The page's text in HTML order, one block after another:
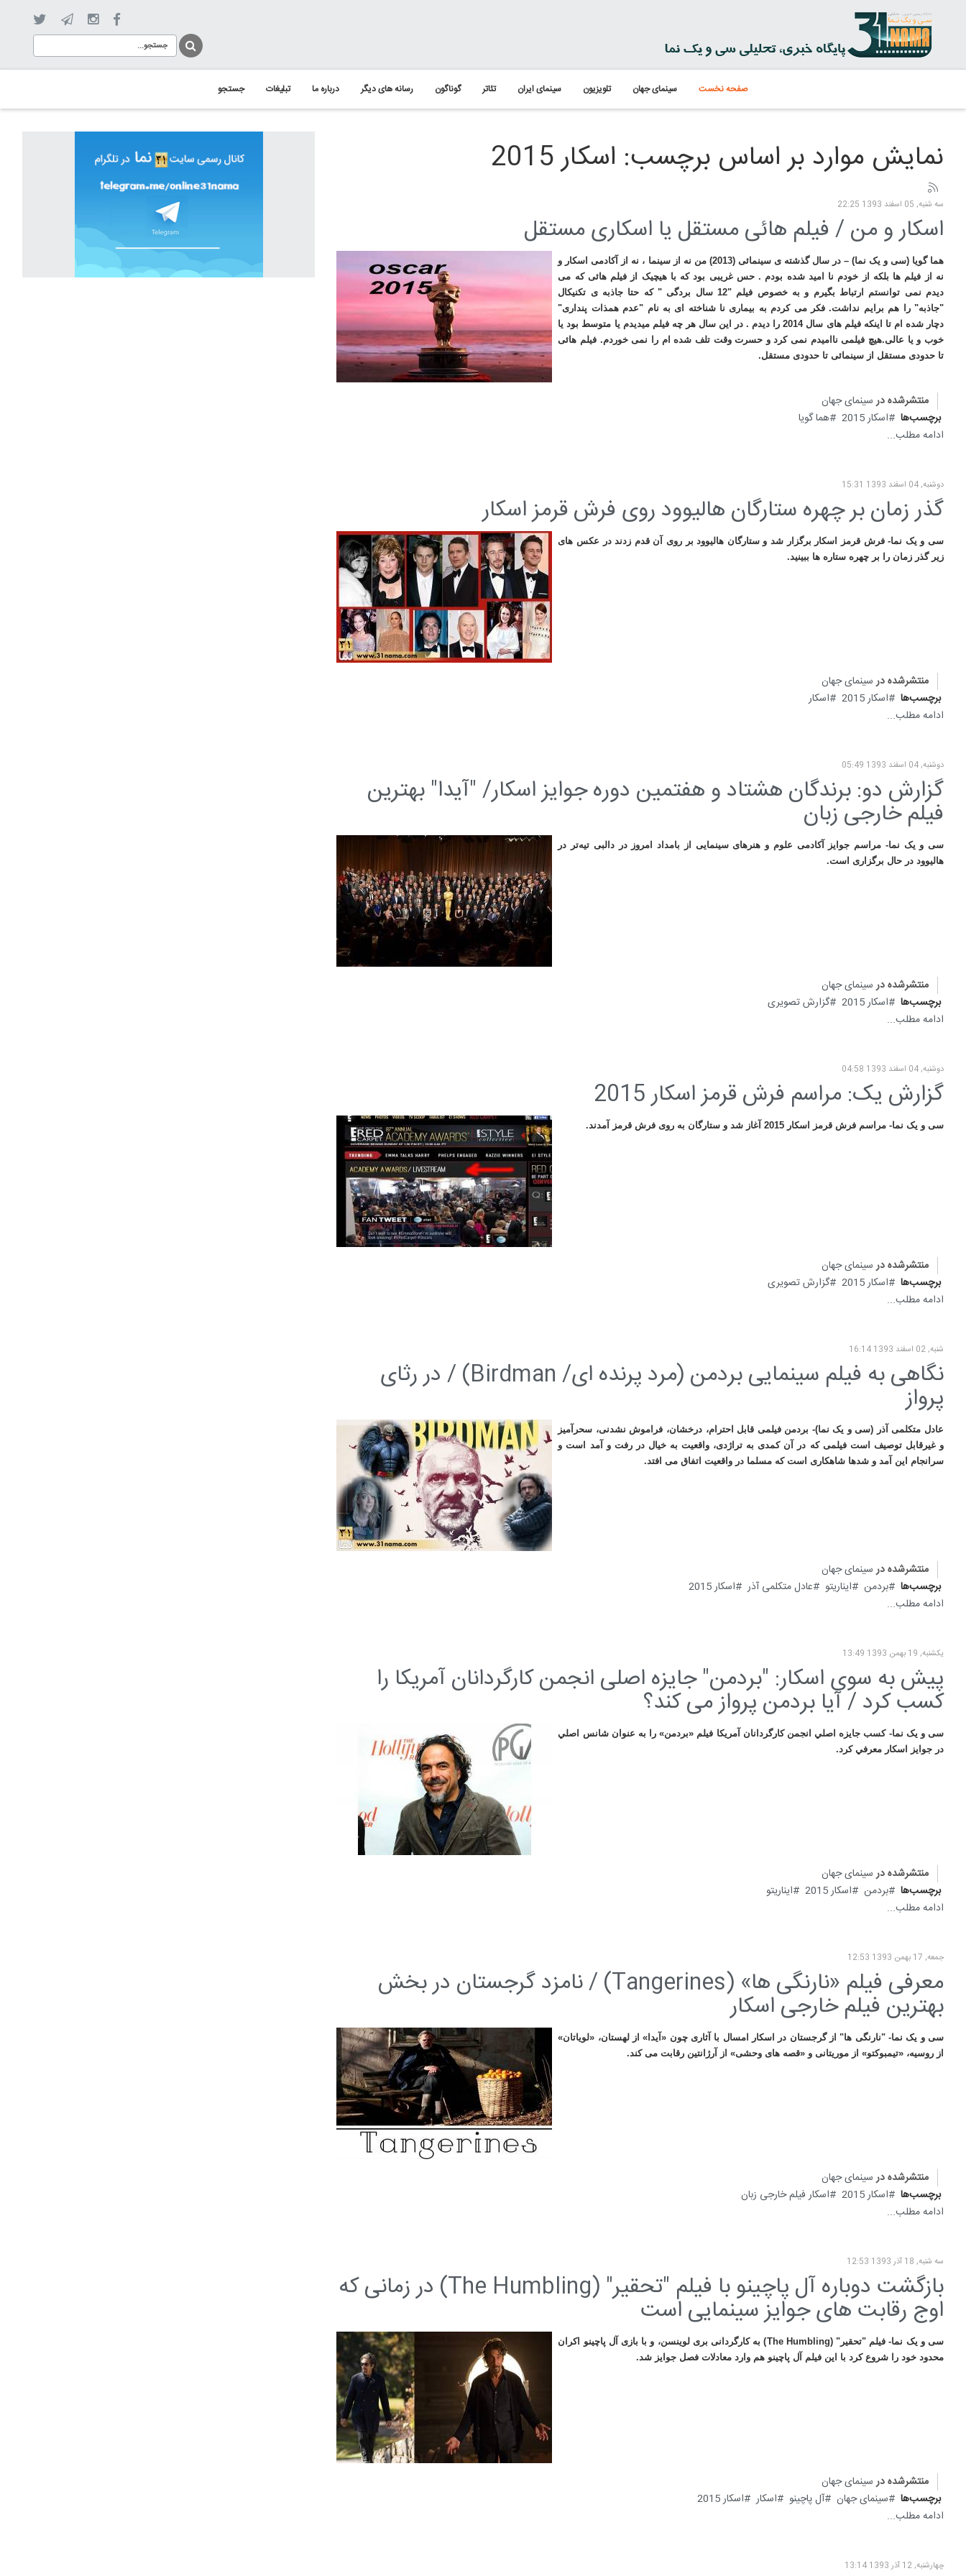
صفحه نخست سینمای جهان تلویزیون سینمای ایران تئاتر گوناگون رسانه های دیگر درباره ما تبلیغات جستجو
نمایش موارد بر اساس برچسب: اسکار 2015
سه شنبه, 05 اسفند 1393 22:25
اسکار و من / فیلم هائی مستقل یا اسکاری مستقل
هما گویا (سی و یک نما) – در سال گذشته ی سینمائی (2013) من نه از سینما ، نه از آکادمی اسکار و
نه از فیلم ها بلکه از خودم نا امید شده بودم . حس غریبی بود که با هیچیک از فیلم هائی که می
دیدم نمی توانستم ارتباط بگیرم و به خصوص فیلم "12 سال بردگی " که حتا جاذبه ی تکنیکال
"جاذبه" را هم برایم نداشت. فکر می کردم به بیماری نا شناخته ای به نام "عدم همذات پنداری"
دچار شده ام تا اینکه فیلم های سال 2014 را دیدم . در این سال هر چه فیلم میدیدم یا متوسط بود یا
خوب و یا عالی.هیچ فیلمی ناامیدم نمی کرد و حسرت وقت تلف شده ام را نمی خوردم. فیلم هائی
تا حدودی مستقل از سینمائی تا حدودی مستقل.
منتشرشده در سینمای جهان
برچسب‌ها
اسکار 2015
هما گویا
ادامه مطلب...
دوشنبه, 04 اسفند 1393 15:31
گذر زمان بر چهره ستارگان هالیوود روی فرش قرمز اسکار
سی و یک نما- فرش قرمز اسکار برگزار شد و ستارگان هالیوود بر روی آن قدم زدند در عکس های
زیر گذر زمان را بر چهره ستاره ها ببینید.
منتشرشده در سینمای جهان
برچسب‌ها
اسکار 2015
اسکار
ادامه مطلب...
دوشنبه, 04 اسفند 1393 05:49
گزارش دو: برندگان هشتاد و هفتمین دوره جوایز اسکار/ "آیدا" بهترین
فیلم خارجی زبان
سی و یک نما- مراسم جوایز آکادمی علوم و هنرهای سینمایی از بامداد امروز در دالبی تیه‌تر در
هالیوود در حال برگزاری است.
منتشرشده در سینمای جهان
برچسب‌ها
اسکار 2015
گزارش تصویری
ادامه مطلب...
دوشنبه, 04 اسفند 1393 04:58
گزارش یک: مراسم فرش قرمز اسکار 2015
سی و یک نما- مراسم فرش قرمز اسکار 2015 آغاز شد و ستارگان به روی فرش قرمز آمدند.
منتشرشده در سینمای جهان
برچسب‌ها
اسکار 2015
گزارش تصویری
ادامه مطلب...
شنبه, 02 اسفند 1393 16:14
نگاهی به فیلم سینمایی بردمن (مرد پرنده ای/ Birdman) / در رثای
پرواز
عادل متکلمی آذر (سی و یک نما)- بردمن فیلمی قابل احترام، درخشان، فراموش نشدنی، سحرآمیز
و غیرقابل توصیف است فیلمی که در آن کمدی به تراژدی، واقعیت به خیال در رفت و آمد است و
سرانجام این آمد و شدها شاهکاری است که مسلما در واقعیت اتفاق می افتد.
منتشرشده در سینمای جهان
برچسب‌ها
بردمن ایناریتو عادل متکلمی آذر
اسکار 2015
ادامه مطلب...
یکشنبه, 19 بهمن 1393 13:49
پیش به سوی اسکار: "بردمن" جایزه اصلی انجمن كارگردانان آمریکا را
کسب کرد / آیا بردمن پرواز می کند؟
سی و یک نما- كسب جايزه اصلي انجمن كارگردانان آمريكا فيلم «بردمن» را به عنوان شانس اصلي
در جوايز اسكار معرفي كرد.
منتشرشده در سینمای جهان
برچسب‌ها
بردمن اسکار 2015
ایناریتو
ادامه مطلب...
جمعه, 17 بهمن 1393 12:53
معرفی فیلم «نارنگی ها» (Tangerines) / نامزد گرجستان در بخش
بهترین فیلم خارجی اسکار
سی و یک نما- "نارنگی ها" از گرجستان در اسکار امسال با آثاری چون «آیدا» از لهستان، «لویاتان»
از روسیه، «تیمبوکتو» از موریتانی و «قصه های وحشی» از آرژانتین رقابت می کند.
منتشرشده در سینمای جهان
برچسب‌ها
اسکار 2015
اسکار فیلم خارجی زبان
ادامه مطلب...
سه شنبه, 18 آذر 1393 12:53
بازگشت دوباره آل پاچینو با فیلم "تحقیر" (The Humbling) در زمانی که
اوج رقابت های جوایز سینمایی است
سی و یک نما- فیلم "تحقیر" (The Humbling) به کارگردانی بری لوینسن، و با بازی آل پاچینو اکران
محدود خود را شروع کرد با این فیلم آل پاچینو هم وارد معادلات فصل جوایز شد.
منتشرشده در سینمای جهان
برچسب‌ها
سینمای جهان آل پاچینو اسکار
اسکار 2015
ادامه مطلب...
چهارشنبه, 12 آذر 1393 13:14